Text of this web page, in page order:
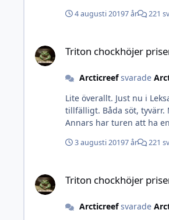
4 augusti 20197 år 221
Triton chockhöjer
Arcticreefsvarade
Lite överallt. Just nu i
tillfälligt. Båda söt, tyvärr.
3 augusti 20197 år 221
Triton chockhöjer
Arcticreefsvarade